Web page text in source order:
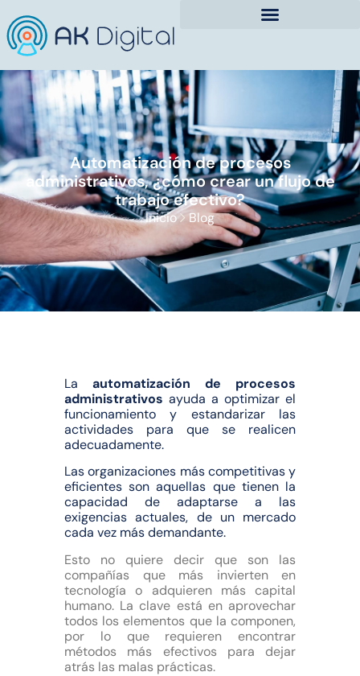
Automatización de procesos
administrativos, ¿cómo crear un flujo de
trabajo efectivo?
Inicio Blog
La
automatización de procesos
administrativos ayuda a optimizar el
funcionamiento y estandarizar las
actividades para que se realicen
adecuadamente.
Las organizaciones más competitivas y
eficientes son aquellas que tienen la
capacidad de adaptarse a las
exigencias actuales, de un mercado
cada vez más demandante.
Esto no quiere decir que son las
compañías que más invierten en
tecnología o adquieren más capital
humano. La clave está en aprovechar
todos los elementos que la componen,
por lo que requieren encontrar
métodos más efectivos para dejar
atrás las malas prácticas.